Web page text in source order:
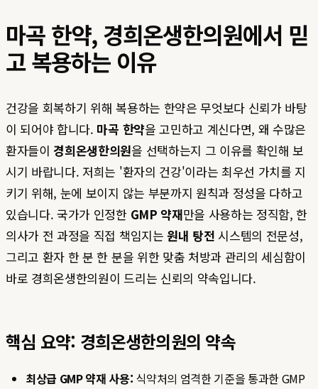
마곡 한약, 경희온생한의원에서 믿
고 복용하는 이유
건강을 회복하기 위해 복용하는 한약은 무엇보다 신뢰가 바탕
이 되어야 합니다. 마곡 한약을 고민하고 계신다면, 왜 수많은
환자들이 경희온생한의원을 선택하는지 그 이유를 확인해 보
시기 바랍니다. 저희는 '환자의 건강'이라는 최우선 가치를 지
키기 위해, 눈에 보이지 않는 부분까지 원칙과 정성을 다하고
있습니다. 국가가 인정한 GMP 약재만을 사용하는 정직함, 한
의사가 전 과정을 직접 책임지는원내 탕전 시스템의 전문성,
그리고 환자 한 분 한 분을 위한 맞춤 처방과 관리의 세심함이
바로 경희온생한의원이 드리는 신뢰의 약속입니다.
핵심 요약: 경희온생한의원의 약속
최상급 GMP 약재 사용: 식약처의 엄격한 기준을 통과한 GMP